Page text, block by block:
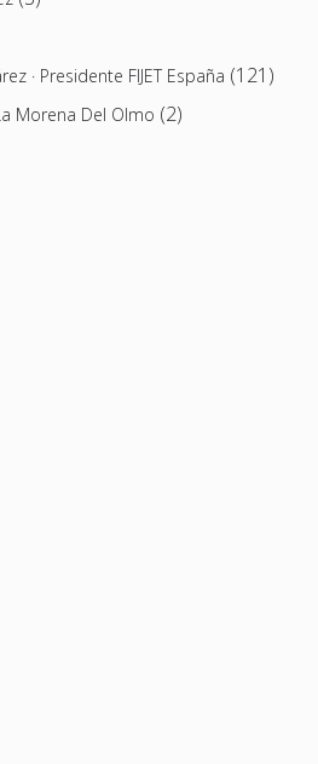
· Presidente FIJET España (121)
Morena Del Olmo (2)